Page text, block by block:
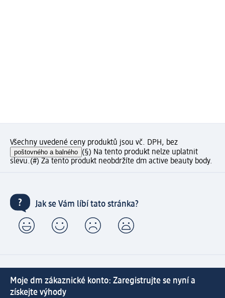
Všechny uvedené ceny produktů jsou vč. DPH, bez
poštovného a balného (§) Na tento produkt nelze uplatnit
slevu.(#) Za tento produkt neobdržíte dm active beauty body.
Jak se Vám líbí tato stránka?
Moje dm zákaznické konto: Zaregistrujte se nyní a
získejte výhody